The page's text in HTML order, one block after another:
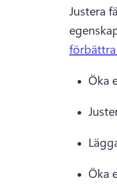
Justera
Öka
Öka